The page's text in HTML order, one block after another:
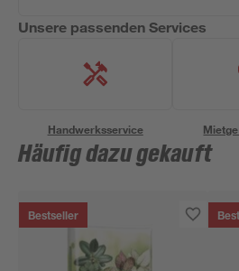
Unsere passenden Services
Handwerksservice
Häufig dazu gekauft
Bestseller